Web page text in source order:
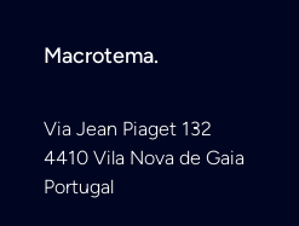
Macrotema.
Via Jean Piaget 132
4410 Vila Nova de Gaia
Portugal